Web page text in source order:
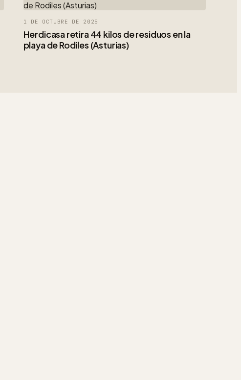
1 DE OCTUBRE DE 2025
Herdicasa retira 44 kilos de residuos en la
playa de Rodiles (Asturias)